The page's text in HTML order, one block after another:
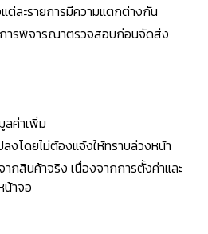
ต่ละรายการมีความแตกต่างกัน
ารพิจารณาตรวจสอบก่อนจัดส่ง
ลค่าเพิ่ม
งโดยไม่ต้องแจ้งให้ทราบล่วงหน้า
กสินค้าจริง เนื่องจากการตั้งค่าและ
าจอ